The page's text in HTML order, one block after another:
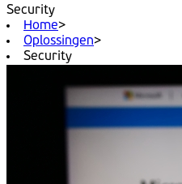
Security
Home>
Oplossingen>
Security